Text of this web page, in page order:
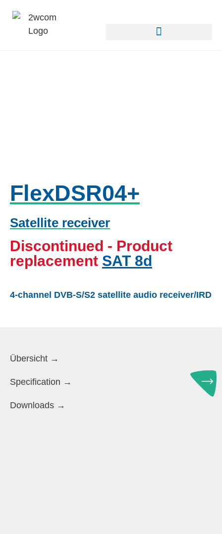
FlexDSR04+
Satellite receiver
Discontinued - Product
replacement SAT 8d
4-channel DVB-S/S2 satellite audio receiver/IRD
Übersicht →
Specification →
Downloads →